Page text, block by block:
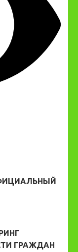
ГРАЖДАН